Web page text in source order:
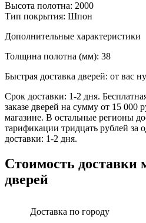
Высота полотна: 2000
Тип покрытия: Шпон
Дополнительные характеристики
Толщина полотна (мм): 38
Быстрая доставка дверей: от вас
Срок доставки: 1-2 дня.
заказе дверей на сумму от 15 000
магазине. В остальные регионы
тарификации тридцать рублей за
доставки: 1-2 дня.
Стоимость
дверей
Доставка по городу